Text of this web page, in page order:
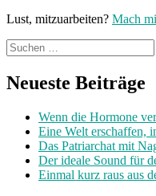
Lust, mitzuarbeiten? Mach
Suchen
nach:
Neueste Beiträge
Wenn die Hormone
Eine Welt erschaffen,
Das Patriarchat mit
Der ideale Sound für
Einmal kurz raus aus